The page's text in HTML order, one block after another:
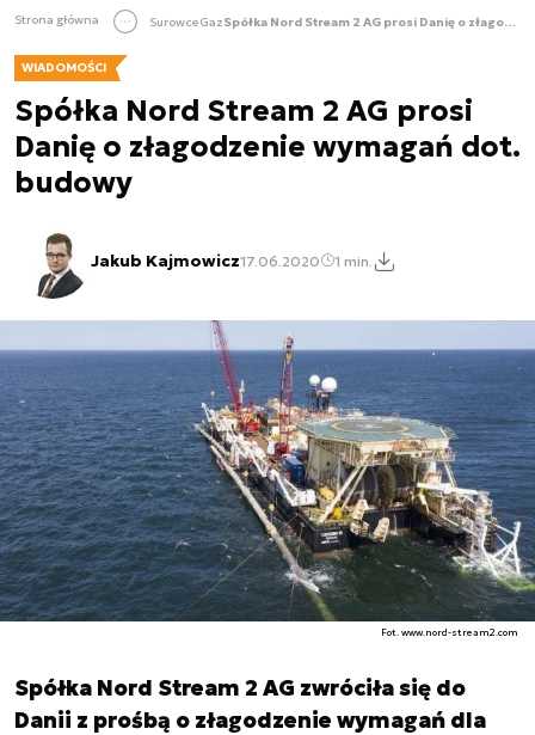
Strona główna SurowceGaz Spółka Nord Stream 2 AG prosi Danię o złagodzenie wymagań dot. budowy
WIADOMOŚCI
Spółka Nord Stream 2 AG prosi
Danię o złagodzenie wymagań dot.
budowy
Jakub Kajmowicz17.06.2020 1 min.
Fot. www.nord-stream2.com
Spółka Nord Stream 2 AG zwróciła się do
Danii z prośbą o złagodzenie wymagań dla